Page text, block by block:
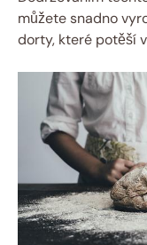
můžete snadno
‍dorty, které potěší